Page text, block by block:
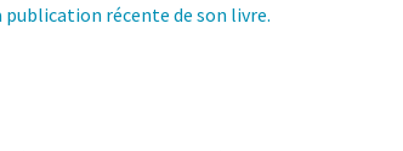
récente de son livre.